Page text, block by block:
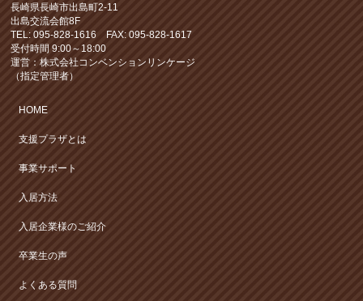
長崎県長崎市出島町2-11
出島交流会館8F
TEL: 095-828-1616 FAX: 095-828-1617
受付時間 9:00～18:00
運営：株式会社コンベンションリンケージ
（指定管理者）
HOME
支援プラザとは
事業サポート
入居方法
入居企業様のご紹介
卒業生の声
よくある質問